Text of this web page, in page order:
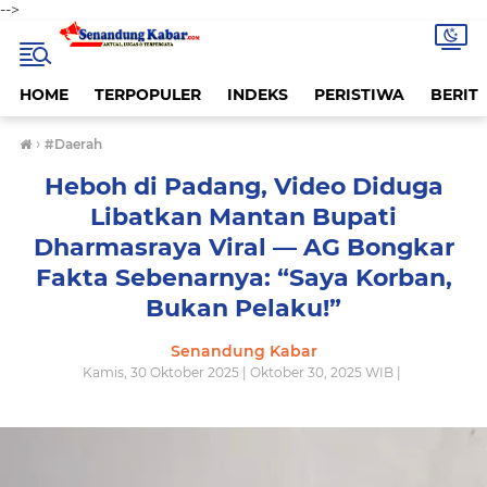
-->
HOME TERPOPULER INDEKS PERISTIWA
› #Daerah
Heboh di Padang, Video Diduga
Libatkan Mantan Bupati
Dharmasraya Viral — AG Bongkar
Fakta Sebenarnya: “Saya Korban,
Bukan Pelaku!”
Senandung Kabar
Kamis, 30 Oktober 2025 | Oktober 30, 2025 WIB |